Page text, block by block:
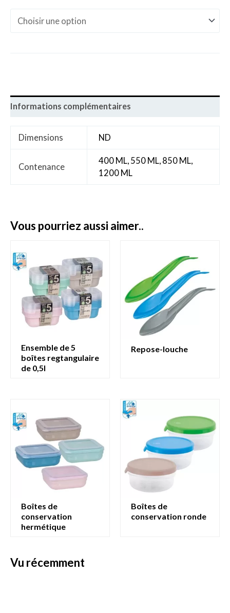
Informations complémentaires
Dimensions ND
Contenance
400 ML, 550 ML, 850 ML,
1200 ML
vous pourriez aussi aimer..
ensemble de 5
boîtes regtangulaire
de 0,5l
repose-louche
boîtes de
conservation
hermétique
boîtes de
conservation ronde
vu récemment